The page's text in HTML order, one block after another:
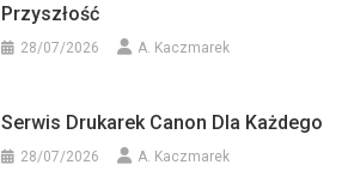
Przyszłość
28/07/2026 A. Kaczmarek
Serwis Drukarek Canon Dla Każdego
28/07/2026 A. Kaczmarek